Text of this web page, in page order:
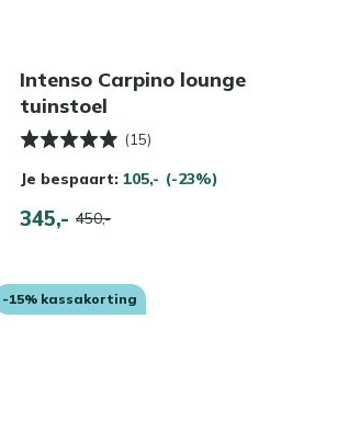
Intenso Carpino lounge
tuinstoel
(15)
Je bespaart: 105,- (-23%)
345,- 450,-
-15% kassakorting